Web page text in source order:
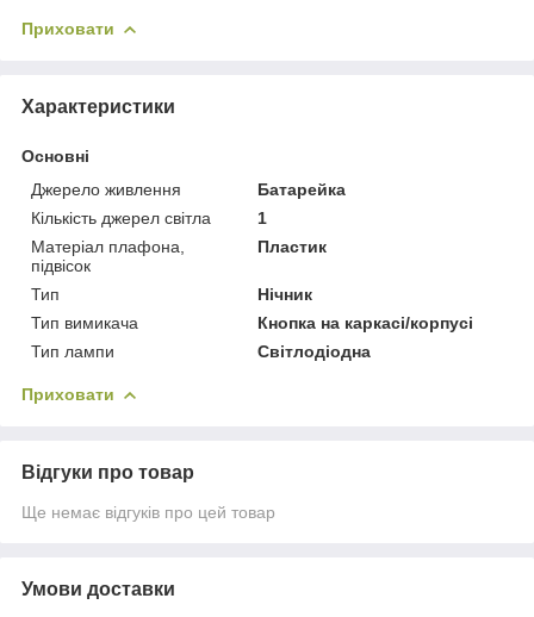
Приховати
Характеристики
Основні
Джерело живлення
Батарейка
Кількість джерел світла
1
Матеріал плафона,
підвісок
Пластик
Тип
Нічник
Тип вимикача
Кнопка на каркасі/корпусі
Тип лампи
Світлодіодна
Приховати
Відгуки про товар
Ще немає відгуків про цей товар
Умови доставки